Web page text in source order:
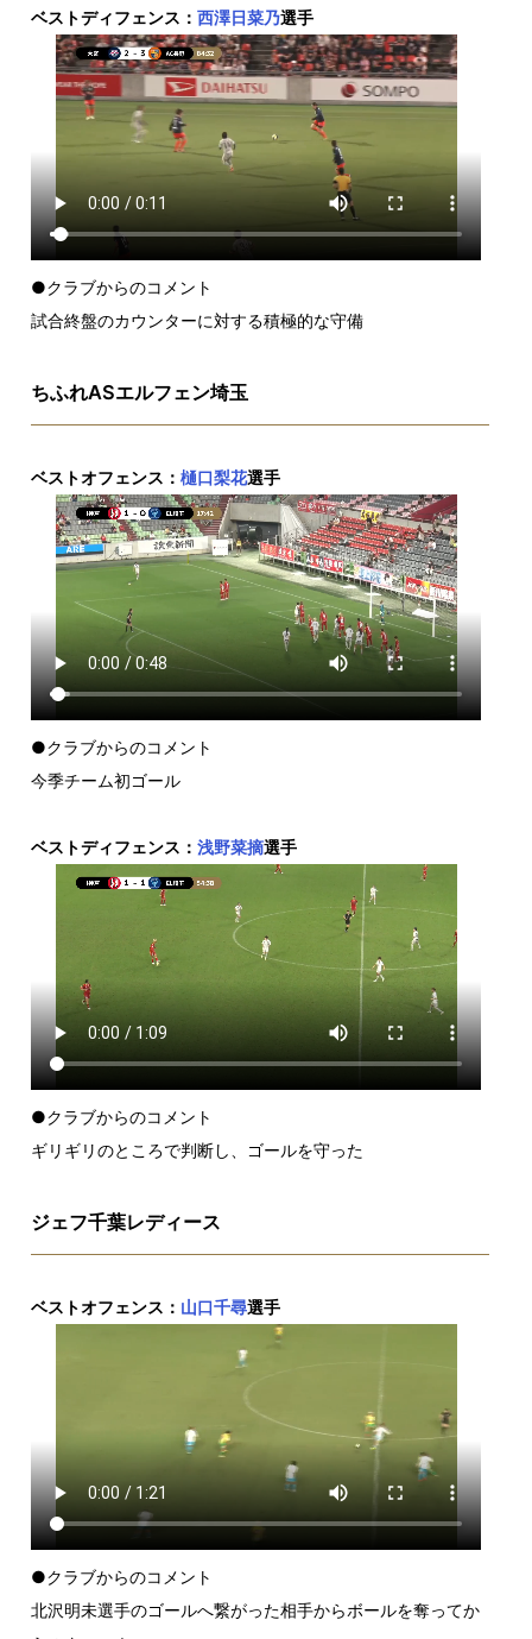
ベストディフェンス： 西澤日菜乃選手
●クラブからのコメント
試合終盤のカウンターに対する積極的な守備
ちふれASエルフェン埼玉
ベストオフェンス： 樋口梨花選手
●クラブからのコメント
今季チーム初ゴール
ベストディフェンス： 浅野菜摘選手
●クラブからのコメント
ギリギリのところで判断し、ゴールを守った
ジェフ千葉レディース
ベストオフェンス： 山口千尋選手
●クラブからのコメント
北沢明未選手のゴールへ繋がった相手からボールを奪ってか